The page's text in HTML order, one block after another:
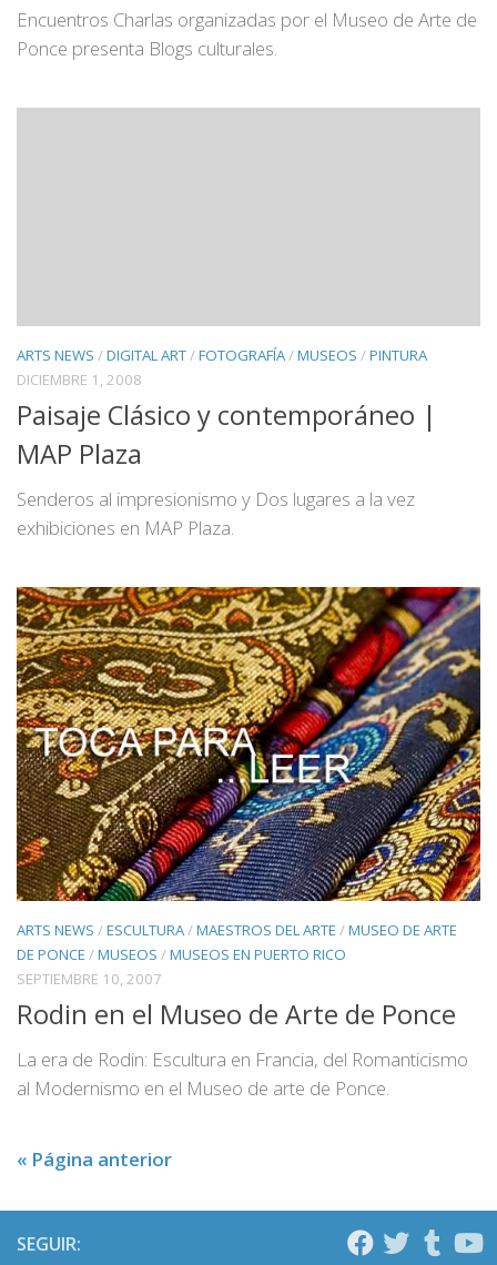
Encuentros Charlas organizadas por el Museo de Arte de
Ponce presenta Blogs culturales.
ARTS NEWS /DIGITAL ART/FOTOGRAFÍA/MUSEOS /PINTURA
DICIEMBRE 1, 2008
Paisaje Clásico y contemporáneo |
MAP Plaza
Senderos al impresionismo y Dos lugares a la vez
exhibiciones en MAP Plaza.
ARTS NEWS /ESCULTURA/MAESTROS DEL ARTE /MUSEO DE ARTE
DE PONCE /MUSEOS /MUSEOS EN PUERTO RICO
SEPTIEMBRE 10, 2007
Rodin en el Museo de Arte de Ponce
La era de Rodin: Escultura en Francia, del Romanticismo
al Modernismo en el Museo de arte de Ponce.
« Página anterior
SEGUIR: